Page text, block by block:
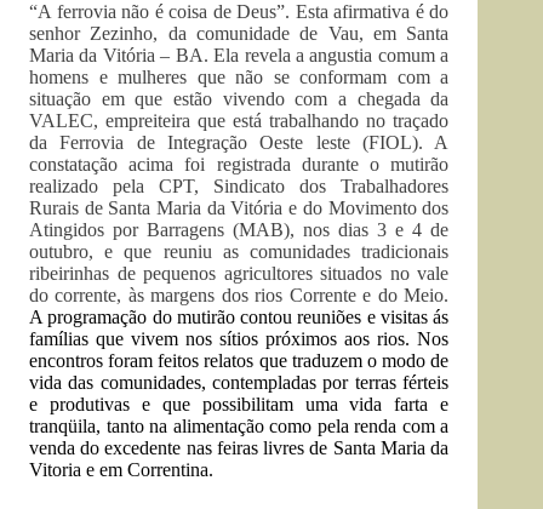
“A ferrovia não é coisa de Deus”. Esta afirmativa é do
senhor Zezinho, da comunidade de Vau, em Santa
Maria da Vitória – BA. Ela revela a angustia comum a
homens e mulheres que não se conformam com a
situação em que estão vivendo com a chegada da
VALEC, empreiteira que está trabalhando no traçado
da Ferrovia de Integração Oeste leste (FIOL). A
constatação acima foi registrada durante o mutirão
realizado pela CPT, Sindicato dos Trabalhadores
Rurais de Santa Maria da Vitória e do Movimento dos
Atingidos por Barragens (MAB), nos dias 3 e 4 de
outubro, e que reuniu as comunidades tradicionais
ribeirinhas de pequenos agricultores situados no vale
do corrente, às margens dos rios Corrente e do Meio.
A programação do mutirão contou reuniões e visitas ás
famílias que vivem nos sítios próximos aos rios. Nos
encontros foram feitos relatos que traduzem o modo de
vida das comunidades, contempladas por terras férteis
e produtivas e que possibilitam uma vida farta e
tranqüila, tanto na alimentação como pela renda com a
venda do excedente nas feiras livres de Santa Maria da
Vitoria e em Correntina.